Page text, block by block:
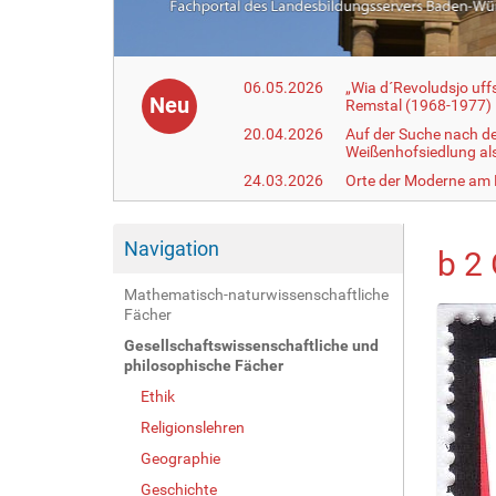
Neu
06.05.2026
„Wia d´Revoludsjo
Remstal (1968-1977)
20.04.2026
Auf der Suche nach
Weißenhofsiedlung
24.03.2026
Orte der Moderne am
Navigation
Mathematisch-naturwissenschaftliche
Fächer
Gesellschaftswissenschaftliche und
philosophische Fächer
Ethik
Religionslehren
Geographie
Geschichte
b 2